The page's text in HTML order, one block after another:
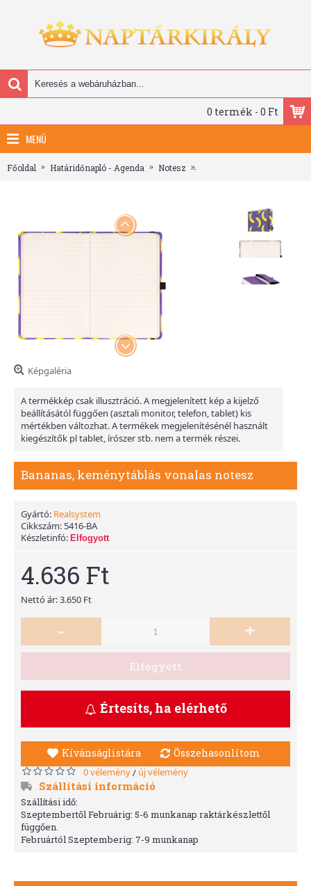
0 termék - 0 Ft
MENÜ
Főoldal Határidőnapló - Agenda Notesz
Képgaléria
A termékkép csak illusztráció. A megjelenített kép a kijelző
beállításától függően (asztali monitor, telefon, tablet) kis
mértékben változhat. A termékek megjelenítésénél használt
kiegészítők pl tablet, írószer stb. nem a termék részei.
Bananas, keménytáblás vonalas notesz
Gyártó: Realsystem
Cikkszám: 5416-BA
Készletinfó: Elfogyott
4.636 Ft
Nettó ár: 3.650 Ft
- +
Elfogyott
Értesíts, ha elérhető
Kívánságlistára Összehasonlítom
0 vélemény/ új vélemény
Szállítási információ
Szállítási idő:
Szeptembertől Februárig: 5-6 munkanap raktárkészlettől
függően.
Februártól Szeptemberig: 7-9 munkanap